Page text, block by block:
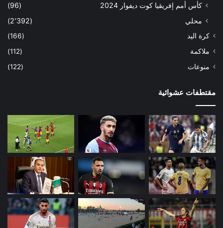
كأس أمم إفريقيا كوت ديفوار 2024
(96)
محلي
(2٬392)
كرة اليد
(166)
ملاكمة
(112)
منوعات
(122)
مقتطفات عشوائية